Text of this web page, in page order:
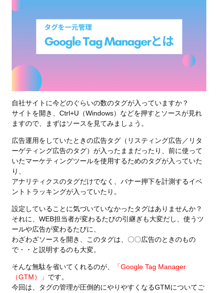
自社サイトに今どのぐらいの数のタグが入っていますか？
サイトを開き、Ctrl+U（Windows）などを押すとソースが見れ
ますので、まずはソースを見てみましょう。
広告運用をしていたときの広告タグ（リスティング広告／リタ
ーゲティング広告のタグ）が入ったままだったり、前に使って
いたマーケティングツールを使用するためのタグが入っていた
り、
アナリティクスのタグだけでなく、バナー押下を計測するイベ
ントトラッキングが入っていたり。
設定していることに気づいていなかったタグはありませんか？
それに、WEB担当者が変わるたびの引継ぎも大変だし、使うツ
ールや広告が変わるたびに、
わざわざソースを開き、このタグは、〇〇広告のときのもの
で・・と説明するのも大変。
そんな無駄を省いてくれるのが、
「Google Tag Manager
（GTM）」 です。
今回は、タグの管理が圧倒的にやりやすくなるGTMについてご